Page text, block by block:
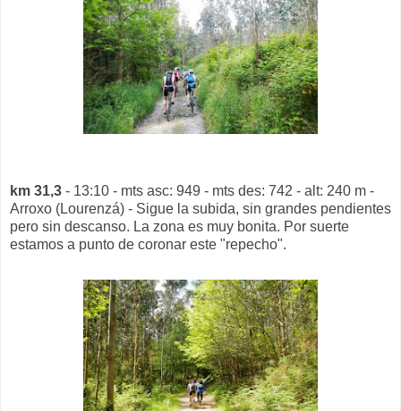
km 31,3 - 13:10 - mts asc: 949 - mts des: 742 - alt: 240 m -
Arroxo (Lourenzá) - Sigue la subida, sin grandes pendientes
pero sin descanso. La zona es muy bonita. Por suerte
estamos a punto de coronar este "repecho".